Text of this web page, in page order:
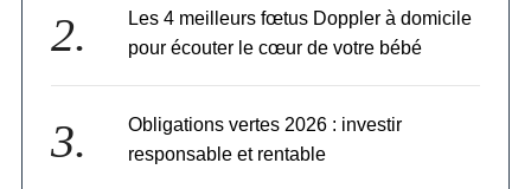
Les 4 meilleurs fœtus Doppler à domicile
pour écouter le cœur de votre bébé
Obligations vertes 2026 : investir
responsable et rentable